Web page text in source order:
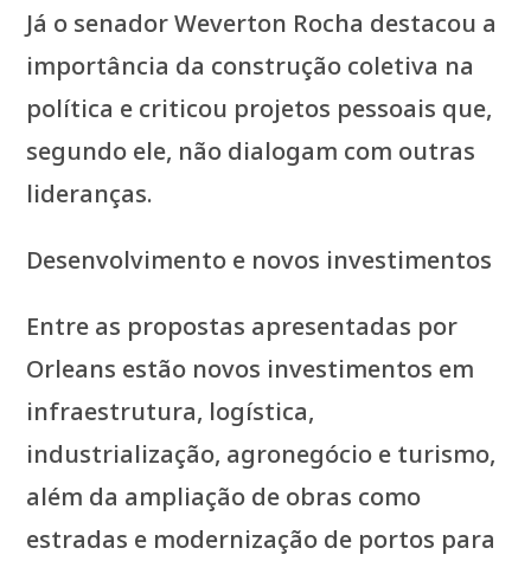
Já o senador Weverton Rocha destacou a
importância da construção coletiva na
política e criticou projetos pessoais que,
segundo ele, não dialogam com outras
lideranças.
Desenvolvimento e novos investimentos
Entre as propostas apresentadas por
Orleans estão novos investimentos em
infraestrutura, logística,
industrialização, agronegócio e turismo,
além da ampliação de obras como
estradas e modernização de portos para